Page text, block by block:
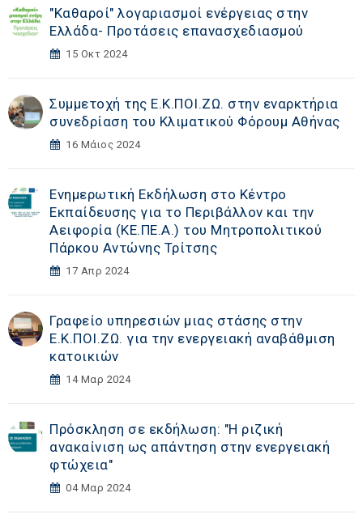
"Καθαροί" λογαριασμοί ενέργειας στην
Ελλάδα- Προτάσεις επανασχεδιασμού
15 Οκτ 2024
Συμμετοχή της Ε.Κ.ΠΟΙ.ΖΩ. στην εναρκτήρια
συνεδρίαση του Κλιματικού Φόρουμ Αθήνας
16 Μάιος 2024
Ενημερωτική Εκδήλωση στο Κέντρο
Εκπαίδευσης για το Περιβάλλον και την
Αειφορία (ΚΕ.ΠΕ.Α.) του Μητροπολιτικού
Πάρκου Αντώνης Τρίτσης
17 Απρ 2024
Γραφείο υπηρεσιών μιας στάσης στην
Ε.Κ.ΠΟΙ.ΖΩ. για την ενεργειακή αναβάθμιση
κατοικιών
14 Μαρ 2024
Πρόσκληση σε εκδήλωση: "Η ριζική
ανακαίνιση ως απάντηση στην ενεργειακή
φτώχεια"
04 Μαρ 2024